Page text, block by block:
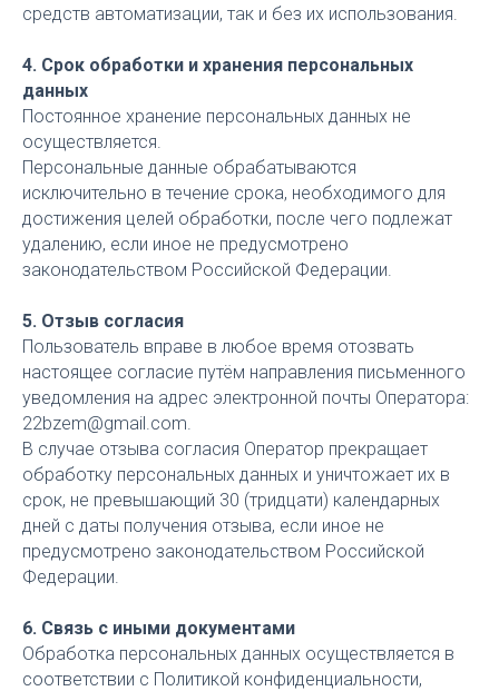
средств автоматизации, так и без их использования.
4. Срок обработки и хранения персональных
данных
Постоянное хранение персональных данных не
осуществляется.
Персональные данные обрабатываются
исключительно в течение срока, необходимого для
достижения целей обработки, после чего подлежат
удалению, если иное не предусмотрено
законодательством Российской Федерации.
5. Отзыв согласия
Пользователь вправе в любое время отозвать
настоящее согласие путём направления письменного
уведомления на адрес электронной почты Оператора:
22bzem@gmail.com.
В случае отзыва согласия Оператор прекращает
обработку персональных данных и уничтожает их в
срок, не превышающий 30 (тридцати) календарных
дней с даты получения отзыва, если иное не
предусмотрено законодательством Российской
Федерации.
6. Связь с иными документами
Обработка персональных данных осуществляется в
соответствии с Политикой конфиденциальности,